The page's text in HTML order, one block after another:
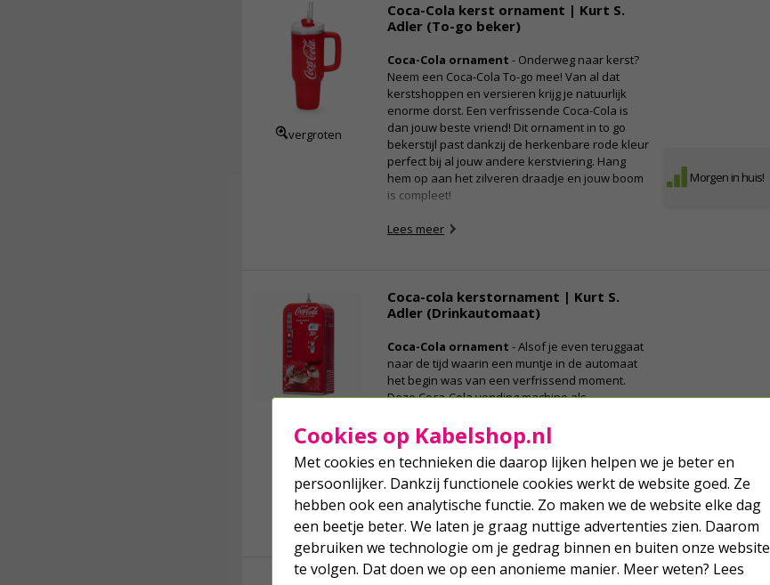
vergroten
Coca-Cola kerst ornament | Kurt S.
Adler (To-go beker)
Coca-Cola ornament - Onderweg naar kerst?
Neem een Coca-Cola To-go mee! Van al dat
kerstshoppen en versieren krijg je natuurlijk
enorme dorst. Een verfrissende Coca-Cola is
dan jouw beste vriend! Dit ornament in to go
bekerstijl past dankzij de herkenbare rode kleur
perfect bij al jouw andere kerstviering. Hang
hem op aan het zilveren draadje en jouw boom
is compleet!
Lees meer
Morgen in huis!
Coca-cola kerstornament | Kurt S.
Adler (Drinkautomaat)
Coca-Cola ornament - Alsof je even teruggaat
naar de tijd waarin een muntje in de automaat
het begin was van een verfrissend moment.
Deze Coca-Cola vending machine als
naar de feestdagen en geeft je kerstboom een
vrolijke vintage uitstraling. Combineer met
andere Coca-Cola ornamenten of rode
kerstballen voor de ultieme Coca-Cola
belevering.
Lees meer
Tijdelijk
uitverkocht
Cookies op Kabelshop.nl
Met cookies en technieken die daarop lijken helpen we je beter en
persoonlijker. Dankzij functionele cookies werkt de website goed. Ze
hebben ook een analytische functie. Zo maken we de website elke dag
een beetje beter. We laten je graag nuttige advertenties zien. Daarom
gebruiken we technologie om je gedrag binnen en buiten onze website
te volgen. Dat doen we op een anonieme manier. Meer weten? Lees